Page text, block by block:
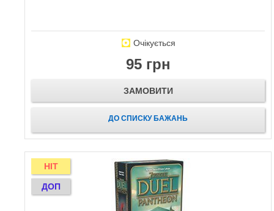
Очікується
95 грн
ЗАМОВИТИ
ДО СПИСКУ БАЖАНЬ
HIT
ДОП